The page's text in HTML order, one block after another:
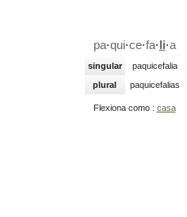
pa·qui·ce·fa· li·a
singular
paquicefalia
plural
paquicefalias
Flexiona como : casa